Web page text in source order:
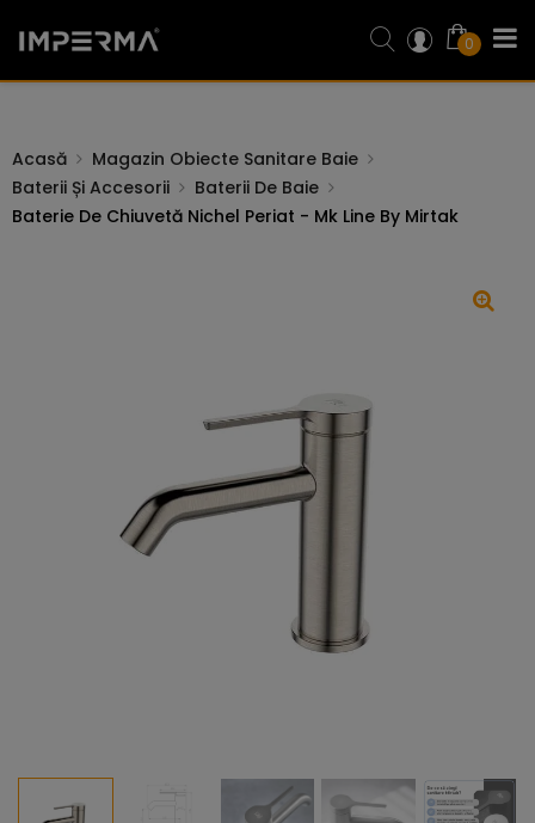
0
Acasă
Magazin Obiecte Sanitare Baie
Baterii Și Accesorii
Baterii De Baie
Baterie De Chiuvetă Nichel Periat - Mk Line By Mirtak